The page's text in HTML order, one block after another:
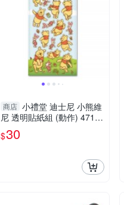
商店 小禮堂 迪士尼 小熊維
尼 透明貼紙組 (動作) 47137
52-122802
$30